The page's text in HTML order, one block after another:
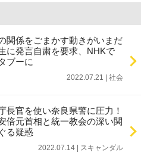
関係をごまかす動きがいまだ
に発言自粛を要求、NHKで
ブーに
2022.07.21 | 社会
長官を使い奈良県警に圧力！
倍元首相と統一教会の深い関
る疑惑
2022.07.14 | スキャンダル